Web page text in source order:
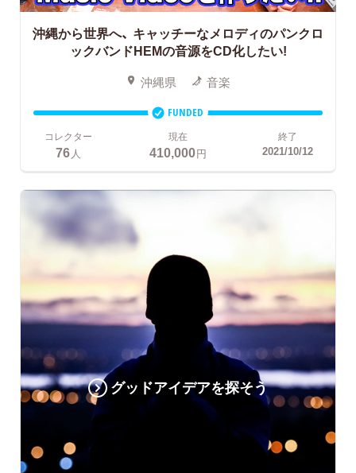
沖縄から世界へ、 キャッチーなメロディのパンクロ
ックバンドHEMの音源をCD化したい!
沖縄県 音楽
FUNDED
コレクター
76 人
現在
410,000円
終了
2021/10/12
グッドアイデアを探そう